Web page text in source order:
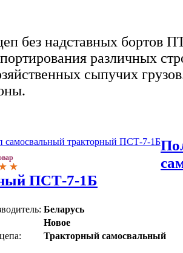
без надставных бортов
различных
сыпучих
ПСТ-7-1Б
Беларусь
Новое
Тракторный самосвальный